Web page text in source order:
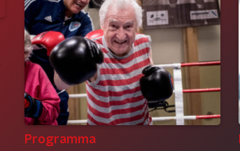
Programma